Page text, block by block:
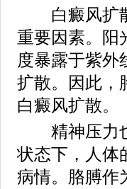
白癜风扩散
重要因素。阳
度暴露于紫外
扩散。因此，
白癜风扩散。
精神压力也
状态下，人体
病情。胳膊作